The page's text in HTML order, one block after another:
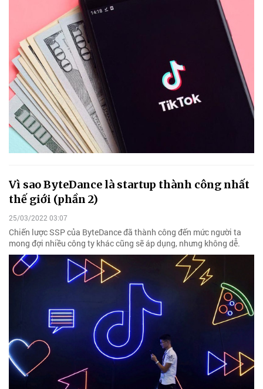
Vì sao ByteDance là startup thành công nhất
thế giới (phần 2)
25/03/2022 03:07
Chiến lược SSP của ByteDance đã thành công đến mức người ta
mong đợi nhiều công ty khác cũng sẽ áp dụng, nhưng không dễ.